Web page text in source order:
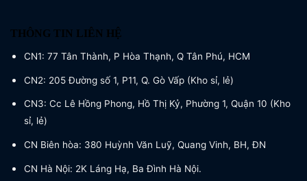
THÔNG TIN LIÊN HỆ
CN1: 77 Tân Thành, P Hòa Thạnh, Q Tân Phú, HCM
CN2: 205 Đường số 1, P11, Q. Gò Vấp (Kho sỉ, lẻ)
CN3: Cc Lê Hồng Phong, Hồ Thị Kỷ, Phường 1, Quận 10 (Kho
sỉ, lẻ)
CN Biên hòa: 380 Huỳnh Văn Luỹ, Quang Vinh, BH, ĐN
CN Hà Nội: 2K Láng Hạ, Ba Đình Hà Nội.